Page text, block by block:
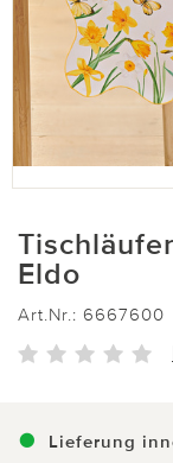
Eldo
Art.Nr.: 6667600
Lieferung